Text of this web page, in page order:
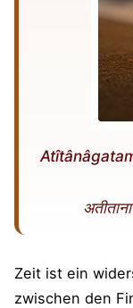
Zeit ist ein
zwischen den